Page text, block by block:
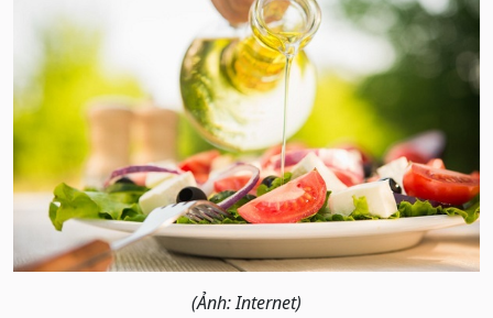
(Ảnh: Internet)